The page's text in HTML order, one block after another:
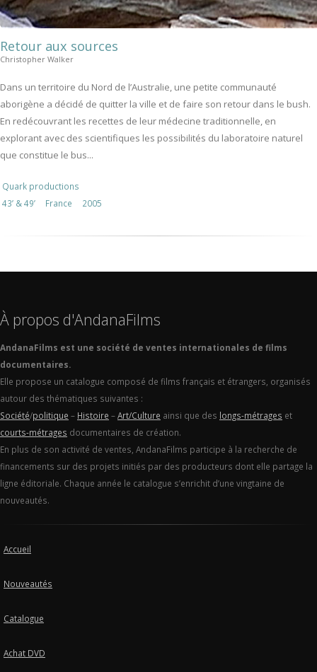
Retour aux sources
Christopher Walker
Dans un territoire du Nord de l’Australie, une petite communauté
aborigène a décidé de quitter la ville et de faire son retour dans le bush.
En redécouvrant les recettes de leur médecine traditionnelle, en
explorant avec des scientifiques les possibilités du laboratoire naturel
que constitue le bus...
Quark productions
43’ & 49’
France 2005
À propos d'AndanaFilms
AndanaFilms est une société de ventes internationales de films
documentaires.
Elle propose un catalogue composé de films français et étrangers, organisés
autour des thématiques suivantes :
Société/politique – Histoire –Art/Culture ainsi que des longs-métrages et
courts-métrages documentaires de création.
En plus de son activité de ventes, AndanaFilms participe à la recherche de
financements sur des projets initiés par des producteurs dont elle partage la
ligne éditoriale. Chaque année le catalogue s’enrichit d’une vingtaine de
nouveautés.
Accueil
Nouveautés
Catalogue
Achat DVD